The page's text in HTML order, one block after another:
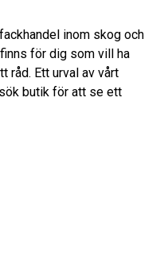
inom skog och
för dig som vill ha
råd. Ett urval av vårt
butik för att se ett